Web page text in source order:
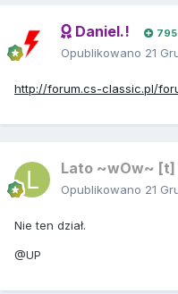
Daniel.! 795
Opublikowano 21
http://forum.cs-classic.pl/
Lato ~wOw~ [t]
Opublikowano 21
Nie ten dział.
@UP